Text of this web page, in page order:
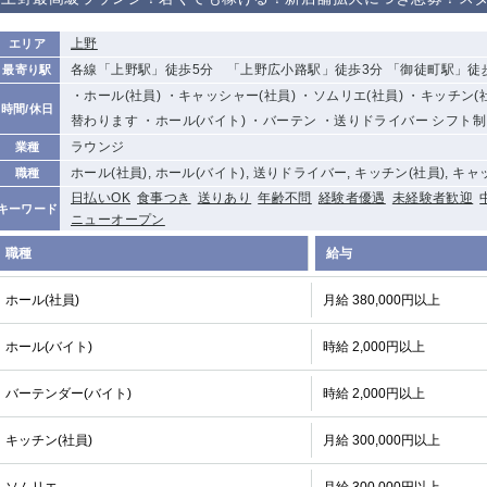
エリア 上野
最寄り駅 各線「上野駅」徒歩5分 「上野広小路駅」徒歩3分 「御徒町駅」徒
時間/休日
・ホール(社員) ・キャッシャー(社員) ・ソムリエ(社員) ・キッチン
替わります ・ホール(バイト) ・バーテン ・送りドライバー シフト制
業種 ラウンジ
職種 ホール(社員), ホール(バイト), 送りドライバー, キッチン(社員), キ
ーワード
日払いOK 食事つき 送りあり 年齢不問 経験者優遇 未経験者歓迎
ニューオープン
職種 給与
ホール(社員) 月給 380,000円以上
ホール(バイト) 時給 2,000円以上
バーテンダー(バイト) 時給 2,000円以上
キッチン(社員) 月給 300,000円以上
から徒歩10分
①歌舞伎町 ②
新宿
①東武練馬 ②
成増・板橋 ③
大山 ②池袋
金町
下赤塚
浅草 新小岩
幡ヶ谷
小岩
湯島 久米川
市川
五井
関内 横浜 川崎
溝の口
新横浜
武蔵小杉
関内・馬車道・
日ノ出町
茅ヶ崎 戸塚 たまプラーザ
大船
厚木
桜木町
南浦和
獨協大学前